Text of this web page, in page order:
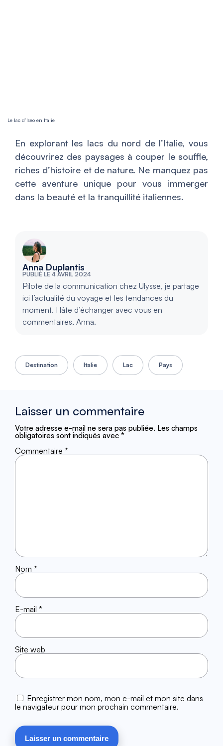
Le lac d’Iseo en Italie
En explorant les lacs du nord de l’Italie, vous
découvrirez des paysages à couper le souffle,
riches d’histoire et de nature. Ne manquez pas
cette aventure unique pour vous immerger
dans la beauté et la tranquillité italiennes.
Anna Duplantis
PUBLIÉ LE 4 AVRIL 2024
Pilote de la communication chez Ulysse, je partage
ici l’actualité du voyage et les tendances du
moment. Hâte d’échanger avec vous en
commentaires, Anna.
Destination Italie Lac Pays
Laisser un commentaire
Votre adresse e-mail ne sera pas publiée. Les champs
obligatoires sont indiqués avec *
Commentaire *
Nom *
E-mail *
Site web
Enregistrer mon nom, mon e-mail et mon site dans
le navigateur pour mon prochain commentaire.